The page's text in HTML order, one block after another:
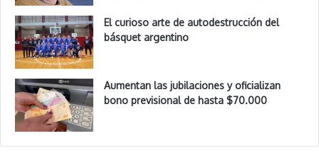
El curioso arte de autodestrucción del
básquet argentino
Aumentan las jubilaciones y oficializan
bono previsional de hasta $70.000